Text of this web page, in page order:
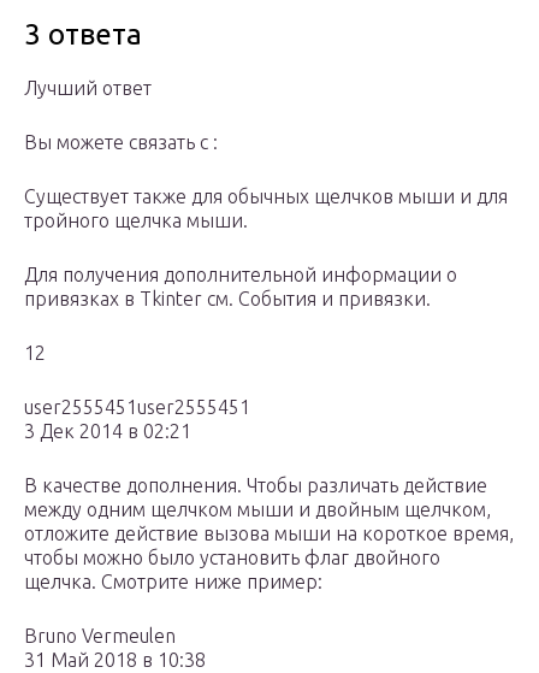
3 ответа
Лучший ответ
Вы можете связать с :
Существует также для обычных щелчков мыши и для
тройного щелчка мыши.
Для получения дополнительной информации о
привязках в Tkinter см. События и привязки.
12
user2555451user2555451
3 Дек 2014 в 02:21
В качестве дополнения. Чтобы различать действие
между одним щелчком мыши и двойным щелчком,
отложите действие вызова мыши на короткое время,
чтобы можно было установить флаг двойного
щелчка. Смотрите ниже пример:
Bruno Vermeulen
31 Май 2018 в 10:38